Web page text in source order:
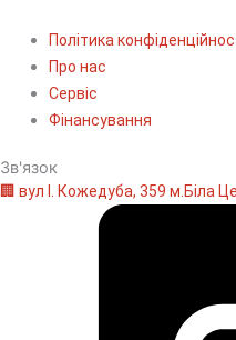
Політика
Про нас
Сервіс
Фінансування
Зв'язок
🏢 вул І. Кожедуба, 359 м.Біла